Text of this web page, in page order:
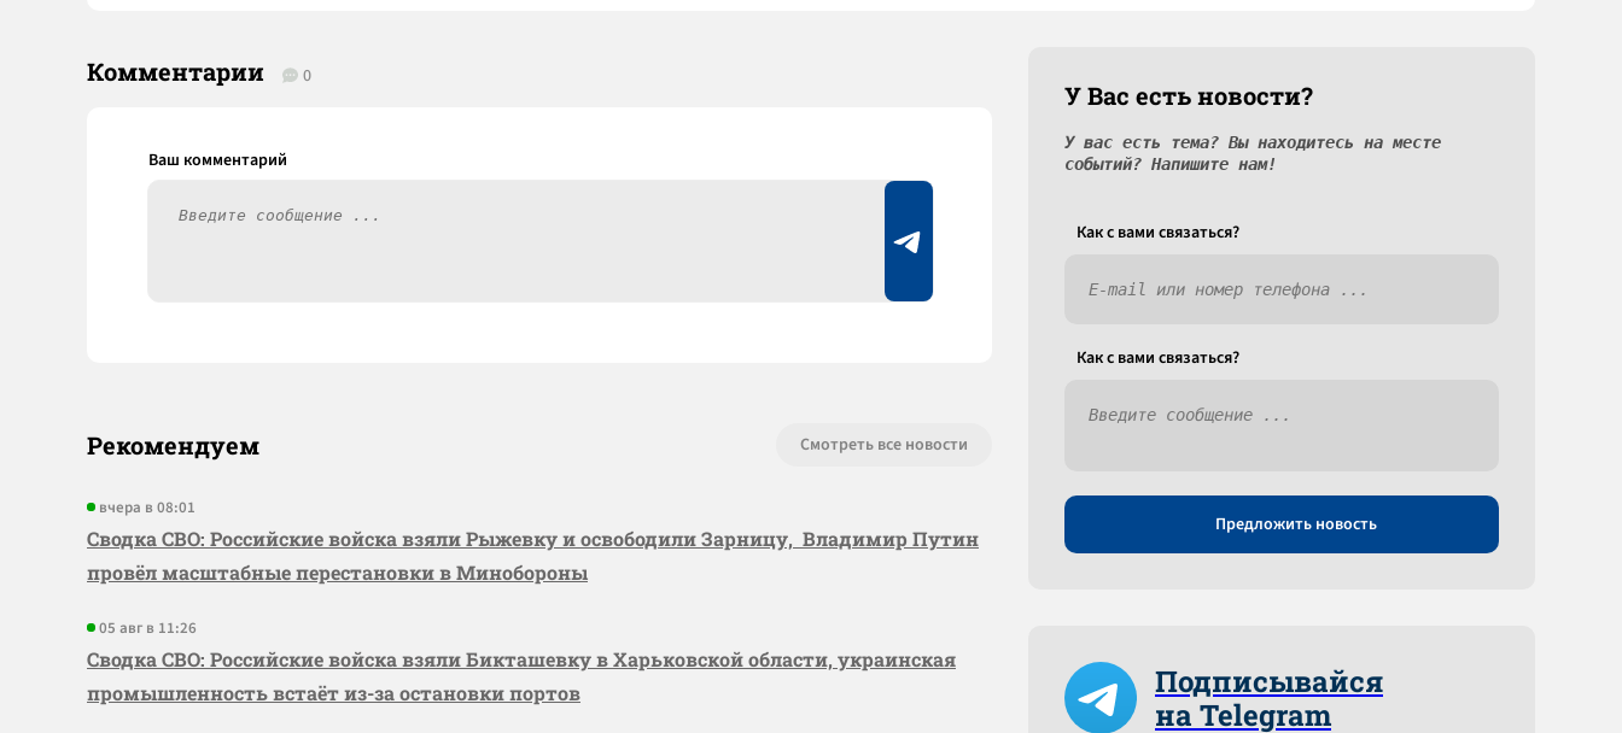
Комментарии 0
Рекомендуем Смотреть все новости
вчера в 08:01
Сводка СВО: Российские войска взяли Рыжевку и освободили Зарницу, Владимир Путин
провёл масштабные перестановки в Минобороны
05 авг в 11:26
Сводка СВО: Российские войска взяли Бикташевку в Харьковской области, украинская
промышленность встаёт из-за остановки портов
У Вас есть новости?
У вас есть тема? Вы находитесь на месте
событий? Напишите нам!
Как c вами связаться?
Как c вами связаться?
Предложить новость
Подписывайся
на Telegram